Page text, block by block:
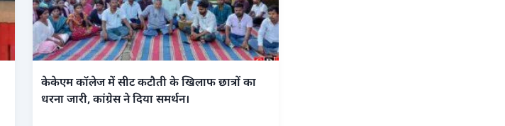
केकेएम कॉलेज में सीट कटौती के खिलाफ छात्रों का
धरना जारी, कांग्रेस ने दिया समर्थन।